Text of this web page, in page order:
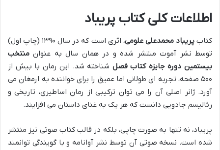
اطلاعات کلی کتاب پریباد
کتابپریباد محمدعلی علومی
، اثری است که در سال ۱۳۹۰ (چاپ اول)
توسط نشر آموت منتشر شده و در همان سال به عنوان منتخب
بیستمین دوره جایزه کتاب فصل شناخته شد. این رمان با بیش از
۵۰۰ صفحه، تجربه ای طولانی اما عمیق را برای خواننده به ارمغان می
آورد. ژانر اصلی آن را می توان ترکیبی از رمان اساطیری، تاریخی و
رئالیسم جادویی دانست که هر یک به غنای داستان می افزایند.
پریباد، نه تنها به صورت چاپی، بلکه در قالب کتاب صوتی نیز منتشر
شده است. نسخه صوتی آن توسط نشر آوانامه و با گویندگی توانمند